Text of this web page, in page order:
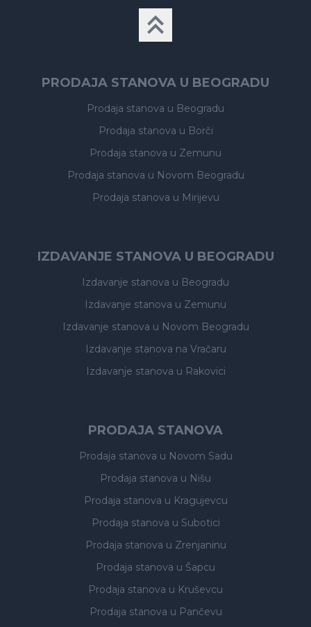
PRODAJA STANOVA U BEOGRADU
Prodaja stanova u Beogradu
Prodaja stanova u Borči
Prodaja stanova u Zemunu
Prodaja stanova u Novom Beogradu
Prodaja stanova u Mirijevu
IZDAVANJE STANOVA U BEOGRADU
Izdavanje stanova u Beogradu
Izdavanje stanova u Zemunu
Izdavanje stanova u Novom Beogradu
Izdavanje stanova na Vračaru
Izdavanje stanova u Rakovici
PRODAJA STANOVA
Prodaja stanova u Novom Sadu
Prodaja stanova u Nišu
Prodaja stanova u Kragujevcu
Prodaja stanova u Subotici
Prodaja stanova u Zrenjaninu
Prodaja stanova u Šapcu
Prodaja stanova u Kruševcu
Prodaja stanova u Pančevu